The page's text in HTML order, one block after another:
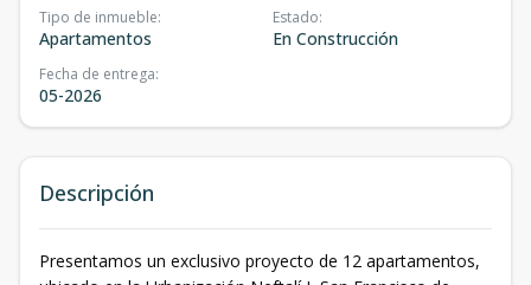
Tipo de inmueble:
Apartamentos
Estado:
En Construcción
Fecha de entrega:
05-2026
Descripción
Presentamos un exclusivo proyecto de 12 apartamentos,